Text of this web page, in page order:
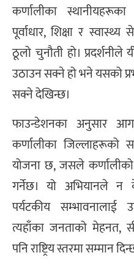
कर्णालीका
पूर्वाधार, शिक्षा र
ठूलो चुनौती हो। प्रदर्शनीले
उठाउन सक्ने हो भने यसको
सक्ने देखिन्छ।
फाउन्डेशनका अनुसार
कर्णालीका जिल्लाहरूको
योजना छ, जसले कर्णालीको
गर्नेछ। यो अभियानले न
पर्यटकीय
त्यहाँका जनताको मेहनत,
पनि राष्ट्रिय स्तरमा सम्मान